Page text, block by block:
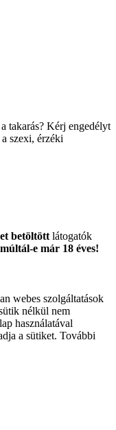
takarás? Kérj engedélyt
szexi, érzéki
betöltött látogatók
e már 18 éves!
webes szolgáltatások
nélkül nem
használatával
a sütiket. További